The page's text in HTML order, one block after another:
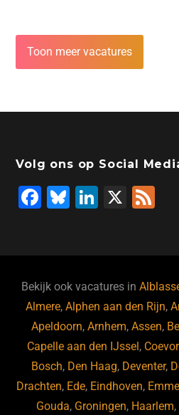
Toon meer vacatures
Volg ons op Social
F
b
o
o
k
Bl
ky
Li
dI
n
X
Bekijk ook vacatures in
Almere,Alphen aan den Rijn,
Apeldoorn,Arnhem,Assen,
Capelle aan den IJssel ,
Bosch, Den Haag, Deventer,
Drachten, Ede, Eindhoven,
Gouda, Groningen, Haarlem,